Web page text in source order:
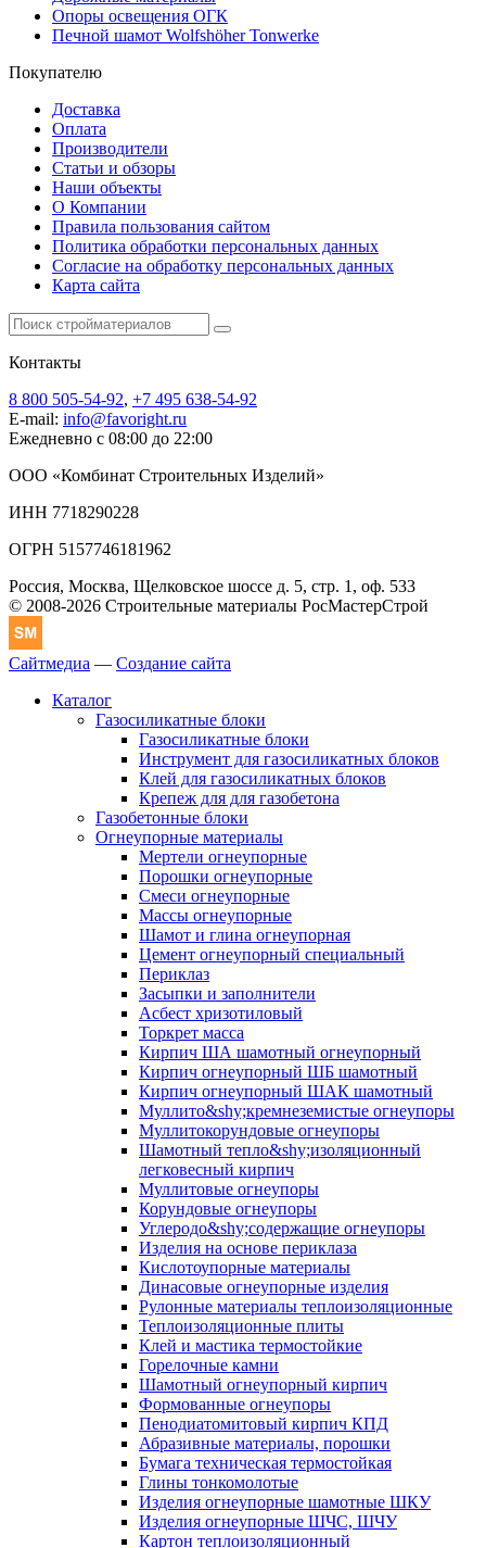
Опоры освещения ОГК
Печной шамот Wolfshöher Tonwerke
Покупателю
Доставка
Оплата
Производители
Статьи и обзоры
Наши объекты
О Компании
Правила пользования сайтом
Политика обработки персональных данных
Согласие на обработку персональных данных
Карта сайта
Контакты
8 800 505-54-92, +7 495 638-54-92
E-mail: info@favoright.ru
Ежедневно с 08:00 до 22:00
ООО «Комбинат Строительных Изделий»
ИНН 7718290228
ОГРН 5157746181962
Россия, Москва, Щелковское шоссе д. 5, стр. 1, оф. 533
© 2008-2026 Строительные материалы РосМастерСтрой
Сайтмедиа — Создание сайта
Каталог
Газосиликатные блоки
Газосиликатные блоки
Инструмент для газосиликатных блоков
Клей для газосиликатных блоков
Крепеж для для газобетона
Газобетонные блоки
Огнеупорные материалы
Мертели огнеупорные
Порошки огнеупорные
Смеси огнеупорные
Массы огнеупорные
Шамот и глина огнеупорная
Цемент огнеупорный специальный
Периклаз
Засыпки и заполнители
Асбест хризотиловый
Торкрет масса
Кирпич ША шамотный огнеупорный
Кирпич огнеупорный ШБ шамотный
Кирпич огнеупорный ШАК шамотный
Муллито&shy;­кремнеземистые огнеупоры
Муллито­корундовые огнеупоры
Шамотный тепло&shy;изоляционный
легковесный кирпич
Муллитовые огнеупоры
Корундовые огнеупоры
Углеродо&shy;содержащие огнеупоры
Изделия на основе периклаза
Кислотоупорные материалы
Динасовые огнеупорные изделия
Рулонные материалы теплоизоляционные
Тепло­изоляционные плиты
Клей и мастика термостойкие
Горелочные камни
Шамотный огнеупорный кирпич
Формованные огнеупоры
Пенодиатомитовый кирпич КПД
Абразивные материалы, порошки
Бумага техническая термостойкая
Глины тонкомолотые
Изделия огнеупорные шамотные ШКУ
Изделия огнеупорные ШЧС, ШЧУ
Картон теплоизоляционный